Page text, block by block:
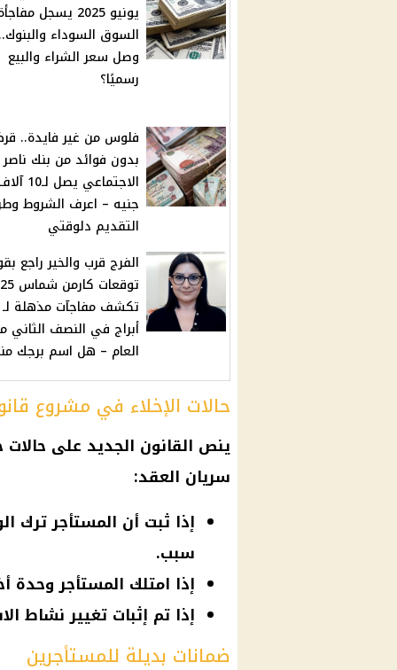
يونيو 2025 يسجل
السوق السوداء
وصل سعر الشراء والبيع
رسميًا؟
فلوس من غير فايدة..
بدون فوائد من بنك ناصر
الاجتماعي يصل
جنيه – اعرف الشروط
التقديم دلوقتي
الفرج قرب والخير راجع
توقعات
أبراج في النصف الثاني
العام – هل اسم برجك
حالات الإخلاء في مشروع
ينص القانون الجديد على حالات
سريان العقد:
إذا ثبت أن المستأجر ترك
سبب.
إذا امتلك المستأجر
إذا تم إثبات تغيير نشاط
ضمانات بديلة للمستأجرين